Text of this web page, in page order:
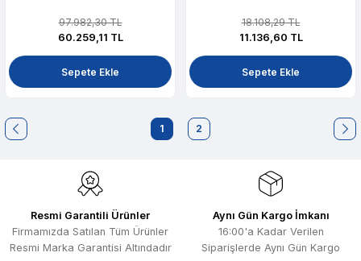
97.982,30 TL
60.259,11 TL
Sepete Ekle
18.108,29 TL
11.136,60 TL
Sepete Ekle
1 2
Resmi Garantili Ürünler
Firmamızda Satılan Tüm Ürünler
Resmi Marka Garantisi Altındadır
Aynı Gün Kargo İmkanı
16:00'a Kadar Verilen
Siparişlerde Aynı Gün Kargo